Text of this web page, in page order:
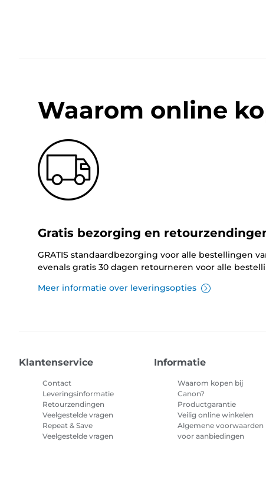
Waarom online
Gratis bezorging en
GRATIS standaardbezorging voor alle bestellingen
evenals gratis 30 dagen retourneren voor alle
Meer informatie over leveringsopties
Klantenservice
Contact
Leveringsinformatie
Retourzendingen
Veelgestelde vragen
Repeat & Save
Veelgestelde vragen
Informatie
Waarom kopen bij
Canon?
Productgarantie
Veilig online winkelen
Algemene voorwaarden
voor aanbiedingen